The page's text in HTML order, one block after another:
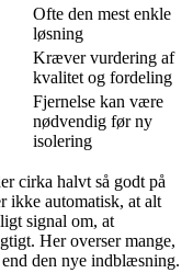
Ofte den mest enkle
løsning
Kræver vurdering af
kvalitet og fordeling
Fjernelse kan være
nødvendig før ny
isolering
cirka halvt så godt på
ikke automatisk, at alt
signal om, at
Her overser mange,
den nye indblæsning.